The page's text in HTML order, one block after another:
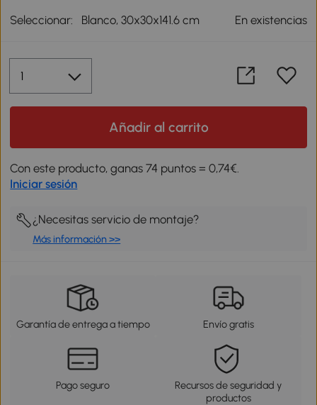
Seleccionar: Blanco, 30x30x141.6 cm En existencias
Añadir al carrito
Con este producto, ganas 74 puntos = 0,74€.
Iniciar sesión
¿Necesitas servicio de montaje?
Más información >>
Garantía de entrega a tiempo Envío gratis
Pago seguro
Recursos de seguridad y
productos